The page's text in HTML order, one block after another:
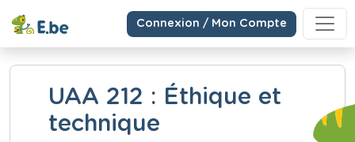
Connexion / Mon Compte
UAA 212 : Éthique et
technique